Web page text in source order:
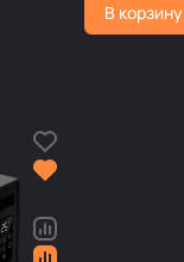
В корзину